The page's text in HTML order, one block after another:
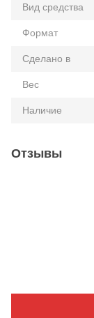
Вид средства
Формат
Сделано в
Вес
Наличие
Отзывы